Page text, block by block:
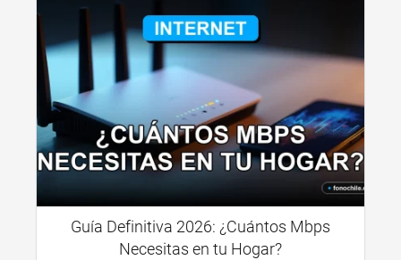
Guía Definitiva 2026: ¿Cuántos Mbps
Necesitas en tu Hogar?